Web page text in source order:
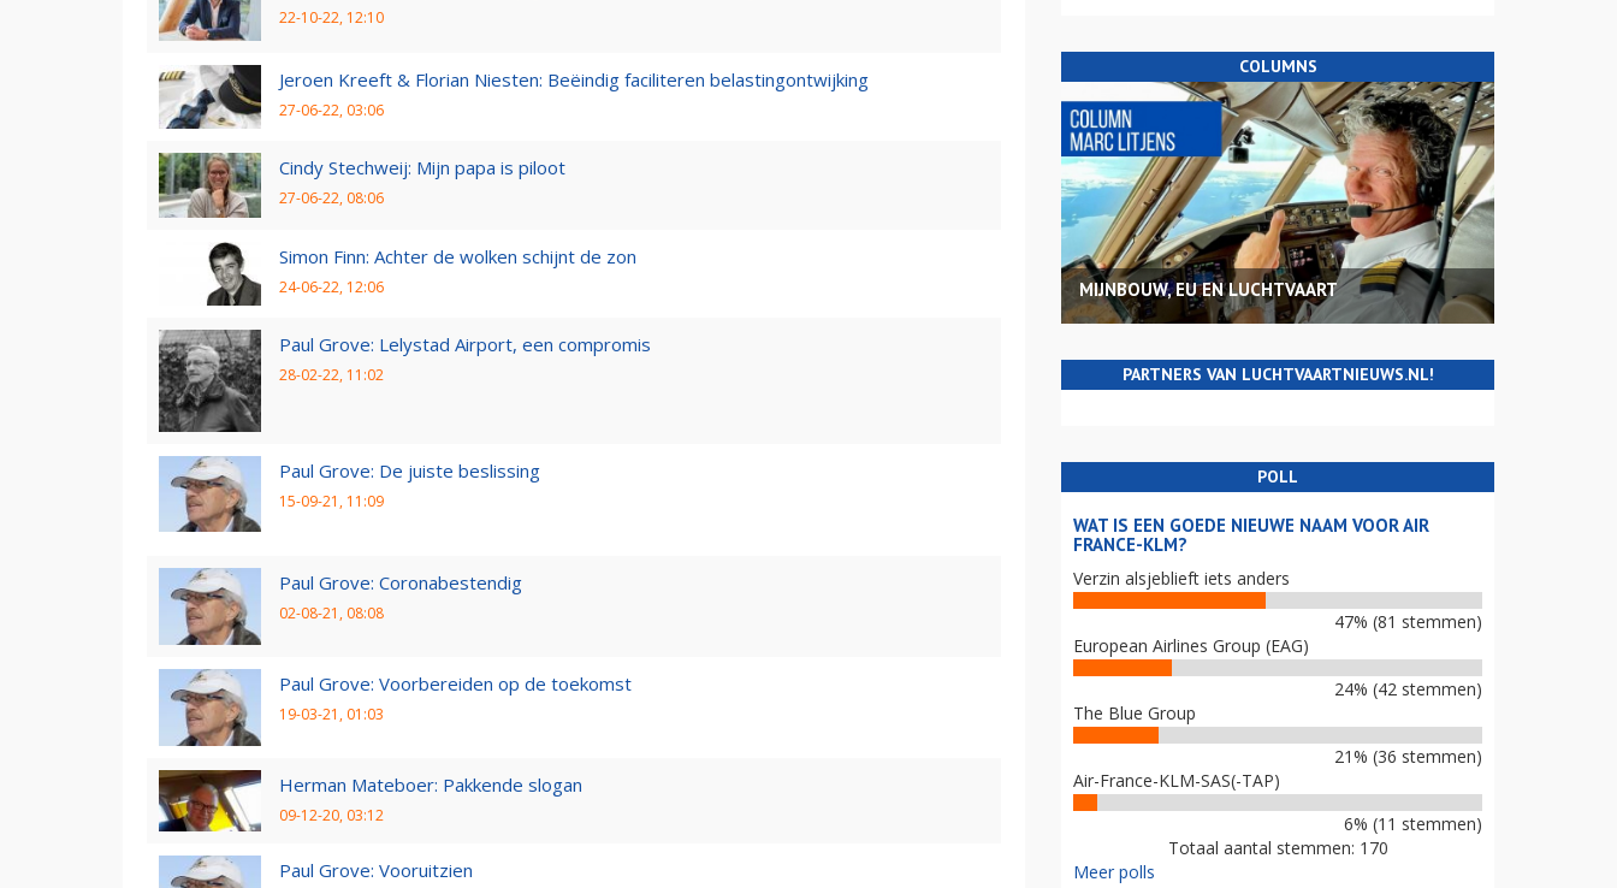
22-10-22, 12:10
Jeroen Kreeft & Florian Niesten: Beëindig faciliteren belastingontwijking
27-06-22, 03:06
Cindy Stechweij: Mijn papa is piloot
27-06-22, 08:06
Simon Finn: Achter de wolken schijnt de zon
24-06-22, 12:06
Paul Grove: Lelystad Airport, een compromis
28-02-22, 11:02
Paul Grove: De juiste beslissing
15-09-21, 11:09
Paul Grove: Coronabestendig
02-08-21, 08:08
Paul Grove: Voorbereiden op de toekomst
19-03-21, 01:03
Herman Mateboer: Pakkende slogan
09-12-20, 03:12
Paul Grove: Vooruitzien
COLUMNS
MIJNBOUW, EU EN LUCHTVAART
PARTNERS VAN LUCHTVAARTNIEUWS.NL!
POLL
WAT IS EEN GOEDE NIEUWE NAAM VOOR AIR
FRANCE-KLM?
Verzin alsjeblieft iets anders
47% (81 stemmen)
European Airlines Group (EAG)
24% (42 stemmen)
The Blue Group
21% (36 stemmen)
Air-France-KLM-SAS(-TAP)
6% (11 stemmen)
Totaal aantal stemmen: 170
Meer polls